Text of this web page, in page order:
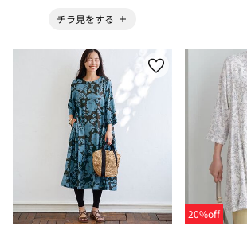
チラ見をする
20%off